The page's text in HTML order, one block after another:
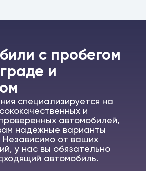
c пробегом
и
специализируется на
и
автомобилей,
надёжные варианты
Независимо от ваших
у нас вы обязательно
автомобиль.